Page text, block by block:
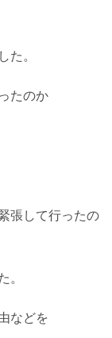
た。
たのか
張して行ったの
。
などを